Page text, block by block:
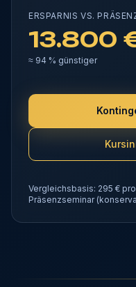
ERSPARNIS VS.
13.800
≈ 94 % günstiger
Vergleichsbasis: 295 €
Präsenzseminar